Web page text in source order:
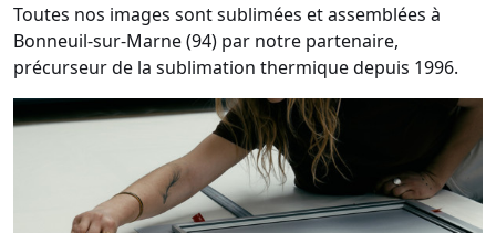
Toutes nos images sont sublimées et assemblées à
Bonneuil-sur-Marne (94) par notre partenaire,
précurseur de la sublimation thermique depuis 1996.